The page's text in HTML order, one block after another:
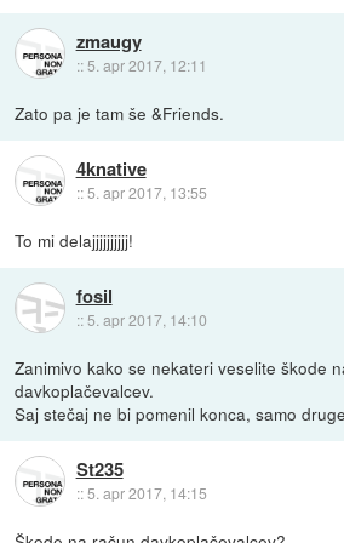
zmaugy
:: 5. apr 2017, 12:11
Zato pa je tam še &Friends.
4knative
::5. apr 2017, 13:55
To mi delajjjjjjjjjj!
fosil
:: 5. apr 2017, 14:10
Zanimivo kako se nekateri veselite škode
davkoplačevalcev.
Saj stečaj ne bi pomenil konca, samo
St235
::5. apr 2017, 14:15